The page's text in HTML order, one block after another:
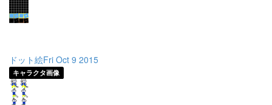
ドット絵Fri Oct 9 2015
キャラクタ画像